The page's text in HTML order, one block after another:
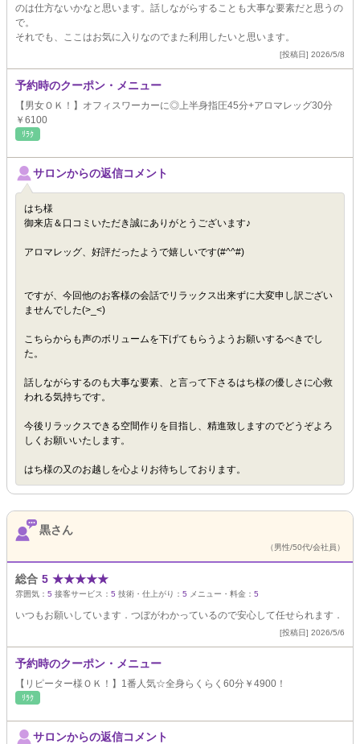
のは仕方ないかなと思います。話しながらすることも大事な要素だと思うの
で。
それでも、ここはお気に入りなのでまた利用したいと思います。
[投稿日] 2026/5/8
予約時のクーポン・メニュー
【男女ＯＫ！】オフィスワーカーに◎上半身指圧45分+アロマレッグ30分
￥6100
ﾘﾗｸ
サロンからの返信コメント
はち様
御来店＆口コミいただき誠にありがとうございます♪
アロマレッグ、好評だったようで嬉しいです(#^^#)
ですが、今回他のお客様の会話でリラックス出来ずに大変申し訳ござい
ませんでした(>_<)
こちらからも声のボリュームを下げてもらうようお願いするべきでし
た。
話しながらするのも大事な要素、と言って下さるはち様の優しさに心救
われる気持ちです。
今後リラックスできる空間作りを目指し、精進致しますのでどうぞよろ
しくお願いいたします。
はち様の又のお越しを心よりお待ちしております。
黒さん
（男性/50代/会社員）
総合 5 ★★★★★
雰囲気： 5 接客サービス： 5 技術・仕上がり： 5 メニュー・料金： 5
いつもお願いしています．つぼがわかっているので安心して任せられます．
[投稿日] 2026/5/6
予約時のクーポン・メニュー
【リピーター様ＯＫ！】1番人気☆全身らくらく60分￥4900！
ﾘﾗｸ
サロンからの返信コメント